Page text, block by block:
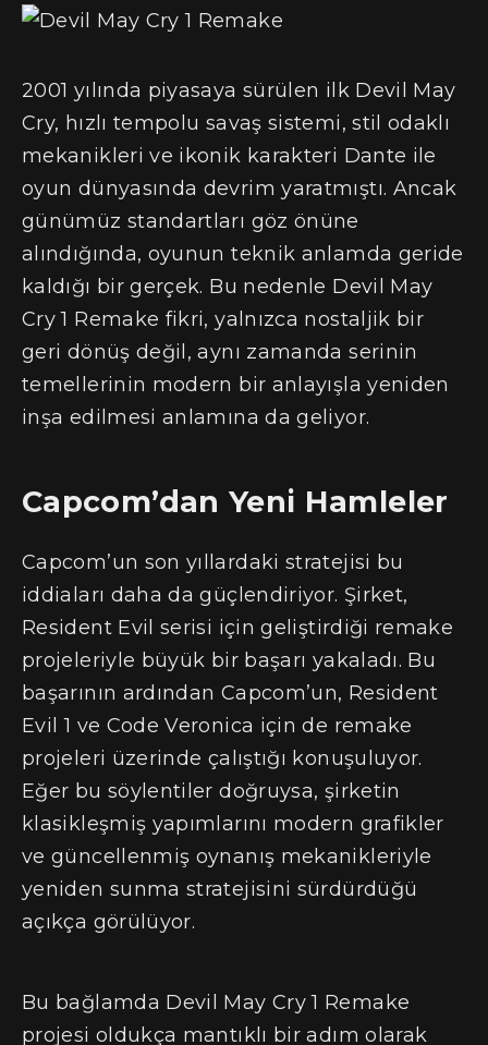
2001 yılında piyasaya sürülen ilk Devil May
Cry, hızlı tempolu savaş sistemi, stil odaklı
mekanikleri ve ikonik karakteri Dante ile
oyun dünyasında devrim yaratmıştı. Ancak
günümüz standartları göz önüne
alındığında, oyunun teknik anlamda geride
kaldığı bir gerçek. Bu nedenle Devil May
Cry 1 Remake fikri, yalnızca nostaljik bir
geri dönüş değil, aynı zamanda serinin
temellerinin modern bir anlayışla yeniden
inşa edilmesi anlamına da geliyor.
Capcom’dan Yeni Hamleler
Capcom’un son yıllardaki stratejisi bu
iddiaları daha da güçlendiriyor. Şirket,
Resident Evil serisi için geliştirdiği remake
projeleriyle büyük bir başarı yakaladı. Bu
başarının ardından Capcom’un, Resident
Evil 1 ve Code Veronica için de remake
projeleri üzerinde çalıştığı konuşuluyor.
Eğer bu söylentiler doğruysa, şirketin
klasikleşmiş yapımlarını modern grafikler
ve güncellenmiş oynanış mekanikleriyle
yeniden sunma stratejisini sürdürdüğü
açıkça görülüyor.
Bu bağlamda Devil May Cry 1 Remake
projesi oldukça mantıklı bir adım olarak